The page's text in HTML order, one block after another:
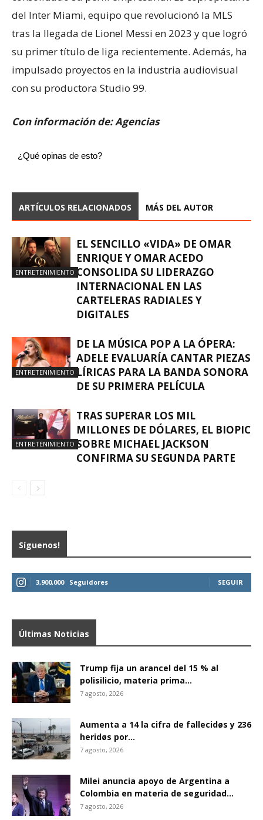
del Inter Miami, equipo que revolucionó la MLS
tras la llegada de Lionel Messi en 2023 y que logró
su primer título de liga recientemente. Además, ha
impulsado proyectos en la industria audiovisual
con su productora Studio 99.
Con información de: Agencias
¿Qué opinas de esto?
ARTÍCULOS RELACIONADOS MÁS DEL AUTOR
ENTRETENIMIENTO
EL SENCILLO «VIDA» DE OMAR
ENRIQUE Y OMAR ACEDO
CONSOLIDA SU LIDERAZGO
INTERNACIONAL EN LAS
CARTELERAS RADIALES Y
DIGITALES
ENTRETENIMIENTO
DE LA MÚSICA POP A LA ÓPERA:
ADELE EVALUARÍA CANTAR PIEZAS
LÍRICAS PARA LA BANDA SONORA
DE SU PRIMERA PELÍCULA
ENTRETENIMIENTO
TRAS SUPERAR LOS MIL
MILLONES DE DÓLARES, EL BIOPIC
SOBRE MICHAEL JACKSON
CONFIRMA SU SEGUNDA PARTE
Síguenos!
3,900,000 Seguidores SEGUIR
Últimas Noticias
Trump fija un arancel del 15 % al
polisilicio, materia prima...
7 agosto, 2026
Aumenta a 14 la cifra de fallecidøs y 236
heridøs por...
7 agosto, 2026
Milei anuncia apoyo de Argentina a
Colombia en materia de seguridad...
7 agosto, 2026